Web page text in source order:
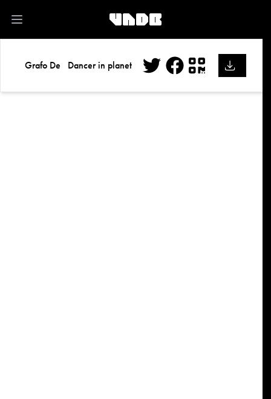
Open main menu
Grafo De Dancer in planet
Facebook